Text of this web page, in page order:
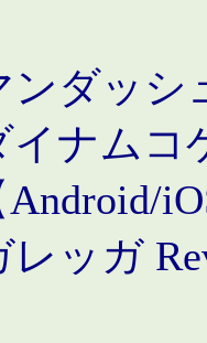
ダッシ
イナムコ
Android/
ッガ